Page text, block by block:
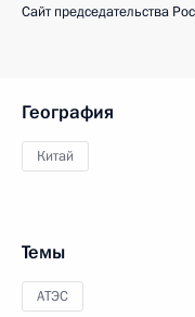
Сайт председательства
География
Китай
Темы
АТЭС